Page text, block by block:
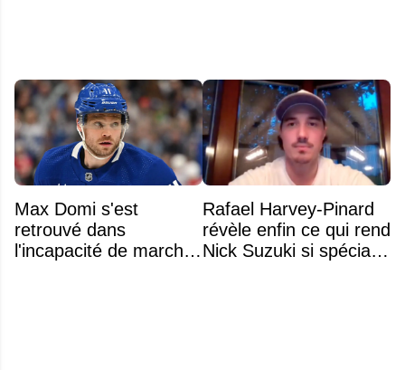
Max Domi s'est
retrouvé dans
l'incapacité de marcher
Rafael Harvey-Pinard
révèle enfin ce qui rend
Nick Suzuki si spécial